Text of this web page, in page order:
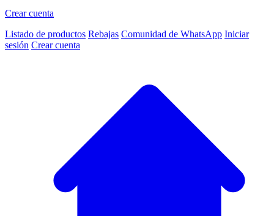
Crear cuenta
Listado de productos Rebajas Comunidad de WhatsApp Iniciar
sesión Crear cuenta